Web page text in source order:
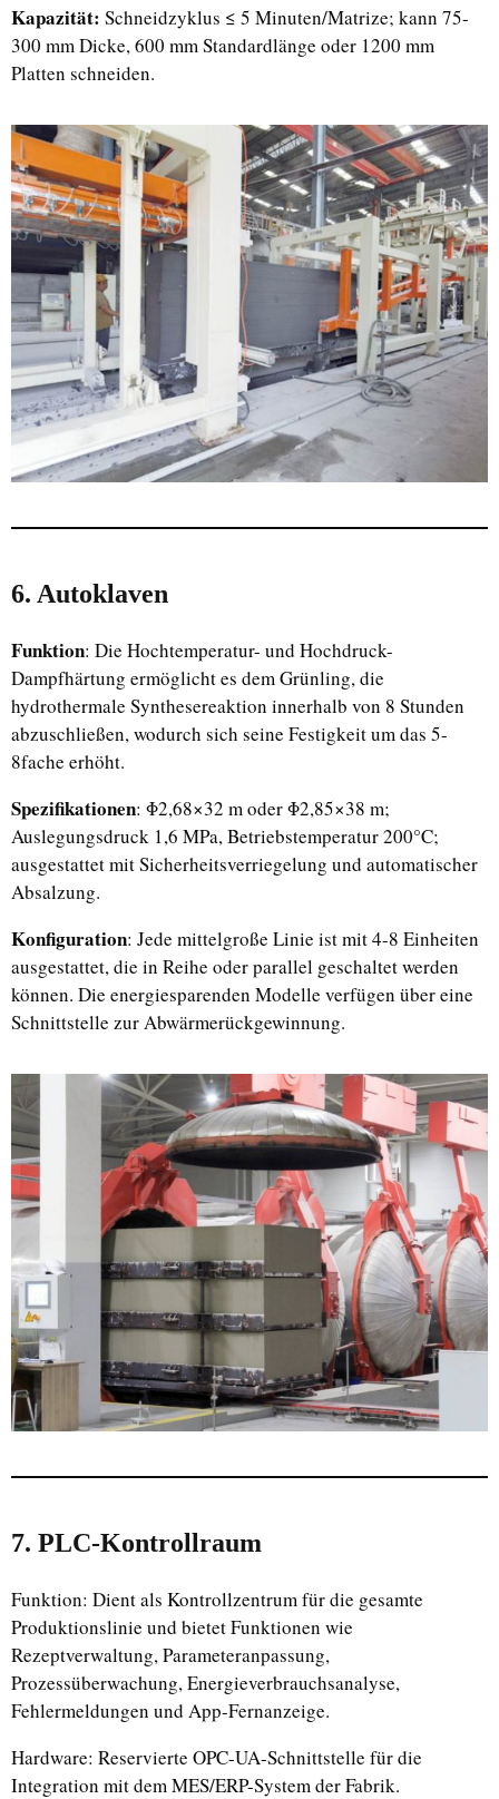
Kapazität: Schneidzyklus ≤ 5 Minuten/Matrize; kann 75-
300 mm Dicke, 600 mm Standardlänge oder 1200 mm
Platten schneiden.
6. Autoklaven
Funktion: Die Hochtemperatur- und Hochdruck-
Dampfhärtung ermöglicht es dem Grünling, die
hydrothermale Synthesereaktion innerhalb von 8 Stunden
abzuschließen, wodurch sich seine Festigkeit um das 5-
8fache erhöht.
Spezifikationen: Φ2,68×32 m oder Φ2,85×38 m;
Auslegungsdruck 1,6 MPa, Betriebstemperatur 200°C;
ausgestattet mit Sicherheitsverriegelung und automatischer
Absalzung.
Konfiguration: Jede mittelgroße Linie ist mit 4-8 Einheiten
ausgestattet, die in Reihe oder parallel geschaltet werden
können. Die energiesparenden Modelle verfügen über eine
Schnittstelle zur Abwärmerückgewinnung.
7. PLC-Kontrollraum
Funktion: Dient als Kontrollzentrum für die gesamte
Produktionslinie und bietet Funktionen wie
Rezeptverwaltung, Parameteranpassung,
Prozessüberwachung, Energieverbrauchsanalyse,
Fehlermeldungen und App-Fernanzeige.
Hardware: Reservierte OPC-UA-Schnittstelle für die
Integration mit dem MES/ERP-System der Fabrik.